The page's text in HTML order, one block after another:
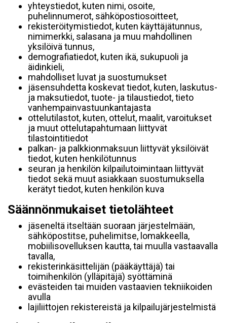
yhteystiedot, kuten nimi, osoite,
puhelinnumerot, sähköpostiosoitteet,
rekisteröitymistiedot, kuten käyttäjätunnus,
nimimerkki, salasana ja muu mahdollinen
yksilöivä tunnus,
demografiatiedot, kuten ikä, sukupuoli ja
äidinkieli,
mahdolliset luvat ja suostumukset
jäsensuhdetta koskevat tiedot, kuten, laskutus-
ja maksutiedot, tuote- ja tilaustiedot, tieto
vanhempainvastuunkantajasta
ottelutilastot, kuten, ottelut, maalit, varoitukset
ja muut ottelutapahtumaan liittyvät
tilastointitiedot
palkan- ja palkkionmaksuun liittyvät yksilöivät
tiedot, kuten henkilötunnus
seuran ja henkilön kilpailutoimintaan liittyvät
tiedot sekä muut asiakkaan suostumuksella
kerätyt tiedot, kuten henkilön kuva
Säännönmukaiset tietolähteet
jäseneltä itseltään suoraan järjestelmään,
sähköpostitse, puhelimitse, lomakkeella,
mobiilisovelluksen kautta, tai muulla vastaavalla
tavalla,
rekisterinkäsittelijän (pääkäyttäjä) tai
toimihenkilön (ylläpitäjä) syöttäminä
evästeiden tai muiden vastaavien tekniikoiden
avulla
lajiliittojen rekistereistä ja kilpailujärjestelmistä